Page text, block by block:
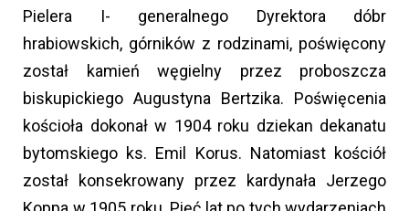
Pielera I- generalnego Dyrektora dóbr
hrabiowskich, górników z rodzinami, poświęcony
został kamień węgielny przez proboszcza
biskupickiego Augustyna Bertzika. Poświęcenia
kościoła dokonał w 1904 roku dziekan dekanatu
bytomskiego ks. Emil Korus. Natomiast kościół
został konsekrowany przez kardynała Jerzego